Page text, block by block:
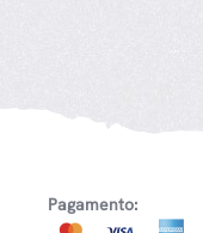
Pagamento: